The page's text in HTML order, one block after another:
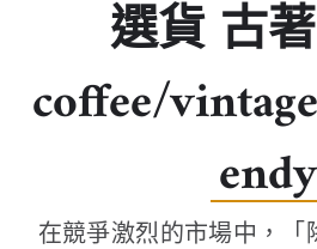
選貨 古
coffee/
endy
在競爭激烈的市場中，「